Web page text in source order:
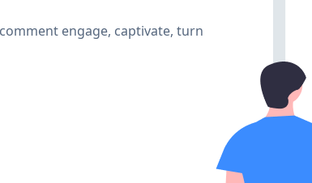
engage, captivate, turn